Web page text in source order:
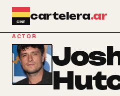
Ir al contenido principal
cartelera.ar
ACTOR